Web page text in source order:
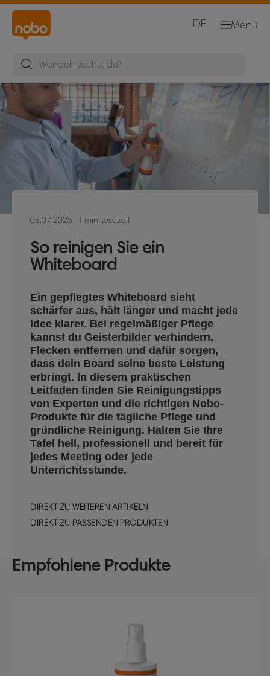
Menü
DE
08.07.2025 , 1 min Lesezeit
So reinigen Sie ein
Whiteboard
Ein gepflegtes Whiteboard sieht
schärfer aus, hält länger und macht jede
Idee klarer. Bei regelmäßiger Pflege
kannst du Geisterbilder verhindern,
Flecken entfernen und dafür sorgen,
dass dein Board seine beste Leistung
erbringt. In diesem praktischen
Leitfaden finden Sie Reinigungstipps
von Experten und die richtigen Nobo-
Produkte für die tägliche Pflege und
gründliche Reinigung. Halten Sie Ihre
Tafel hell, professionell und bereit für
jedes Meeting oder jede
Unterrichtsstunde.
DIREKT ZU WEITEREN ARTIKELN
DIREKT ZU PASSENDEN PRODUKTEN
Empfohlene Produkte